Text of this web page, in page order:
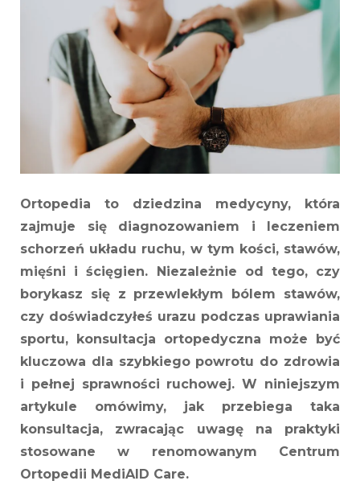
Ortopedia to dziedzina medycyny, która
zajmuje się diagnozowaniem i leczeniem
schorzeń układu ruchu, w tym kości, stawów,
mięśni i ścięgien. Niezależnie od tego, czy
borykasz się z przewlekłym bólem stawów,
czy doświadczyłeś urazu podczas uprawiania
sportu, konsultacja ortopedyczna może być
kluczowa dla szybkiego powrotu do zdrowia
i pełnej sprawności ruchowej. W niniejszym
artykule omówimy, jak przebiega taka
konsultacja, zwracając uwagę na praktyki
stosowane w renomowanym Centrum
Ortopedii MediAID Care.